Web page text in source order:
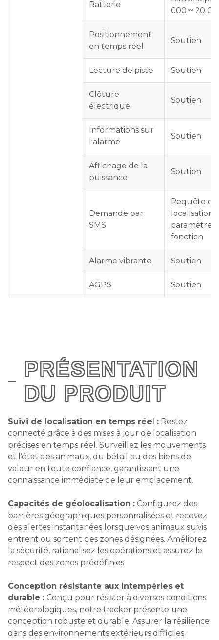
Batterie
000 ~ 20
Positionnement
en temps réel
Soutien
Lecture de piste Soutien
Clôture
électrique
Soutien
Informations sur
l'alarme
Soutien
Affichage de la
puissance
Soutien
Demande par
SMS
Requête de
localisation,
paramètres
fonction
Alarme vibrante Soutien
AGPS Soutien
PRÉSENTATION
DU PRODUIT
Suivi de localisation en temps réel :Restez
connecté grâce à des mises à jour de localisation
précises en temps réel. Surveillez les mouvements
et l'état des animaux, du bétail ou des biens de
valeur en toute confiance, garantissant une
connaissance immédiate de leur emplacement.
Capacités de géolocalisation :Configurez des
barrières géographiques personnalisées et recevez
des alertes instantanées lorsque vos animaux suivis
entrent ou sortent des zones désignées. Améliorez
la sécurité, rationalisez les opérations et assurez le
respect des zones prédéfinies.
Conception résistante aux intempéries et
durable :Conçu pour résister à diverses conditions
météorologiques, notre tracker présente une
conception robuste et durable. Assurer la résilience
dans des environnements extérieurs difficiles.